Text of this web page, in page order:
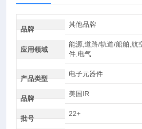
品牌
其他品牌
应用领域
能源,道路/轨道/船舶,航
件,电气
产品类型
电子元器件
品牌
美国IR
批号
22+